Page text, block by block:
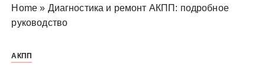
Home » Диагностика и ремонт АКПП: подробное
руководство
АКПП